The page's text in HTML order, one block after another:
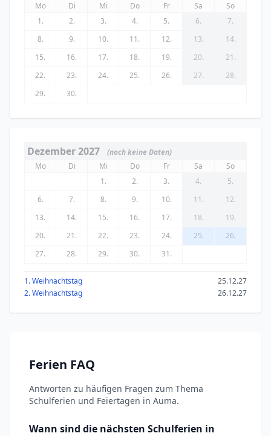
Mo
Di Mi Do Fr Sa
So
1.
2. 3. 4. 5. 6.
7.
8.
9. 10. 11. 12. 13.
14.
15.
16. 17. 18. 19. 20.
21.
22.
23. 24. 25. 26. 27.
28.
29.
30.
Dezember 2027
(noch keine Daten)
Mo
Di Mi Do Fr Sa
So
1.
2. 3. 4.
5.
6.
7. 8. 9. 10. 11.
12.
13.
14. 15. 16. 17. 18.
19.
20.
21. 22. 23. 24. 25.
26.
27.
28. 29. 30. 31.
1. Weihnachtstag
25.12.27
2. Weihnachtstag
26.12.27
Ferien FAQ
Antworten zu häufigen Fragen zum Thema
Schulferien und Feiertagen in Auma.
Wann sind die nächsten Schulferien in